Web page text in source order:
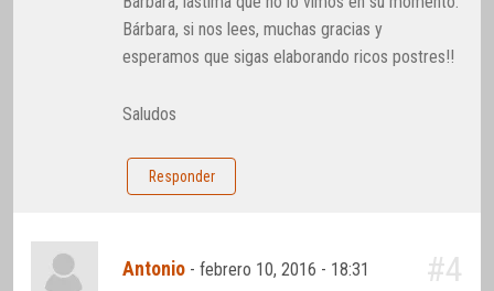
Bárbara, si nos lees, muchas gracias y
esperamos que sigas elaborando ricos postres!!
Saludos
Responder
Antonio -febrero 10, 2016 - 18:31 #4